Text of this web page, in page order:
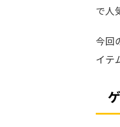
で人
今回
イテ